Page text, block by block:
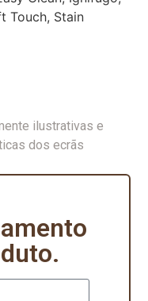
Touch, Stain
ilustrativas e
dos ecrãs